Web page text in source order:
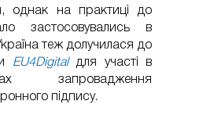
однак на практиці до
застосовувались в
теж долучилася до
EU4Digitalдля участі в
запровадження
підпису.